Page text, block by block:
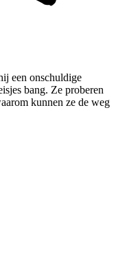
een onschuldige
bang. Ze proberen
kunnen ze de weg